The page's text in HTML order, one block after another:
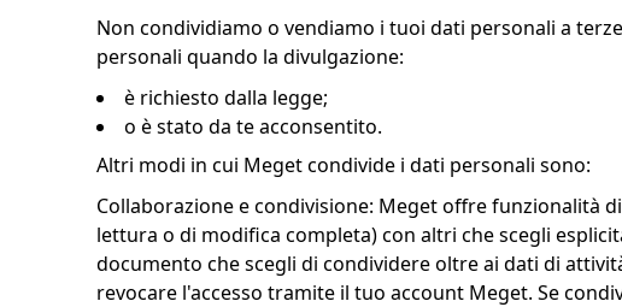
Non condividiamo o vendiamo i tuoi dati personali a
personali quando la divulgazione:
è richiesto dalla legge;
o è stato da te acconsentito.
Altri modi in cui Meget condivide i dati personali sono:
Collaborazione e condivisione: Meget offre funzionalità
lettura o di modifica completa) con altri che scegli
documento che scegli di condividere oltre ai dati di
revocare l'accesso tramite il tuo account Meget. Se